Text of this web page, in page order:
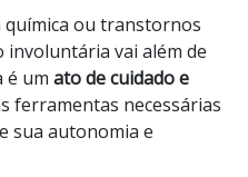
química ou transtornos
involuntária vai além de
é um ato de cuidado e
ferramentas necessárias
sua autonomia e